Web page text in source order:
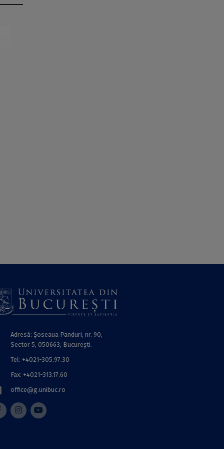
Adresă: Șoseaua Panduri, nr. 90,
Sector 5, 050663, Bucureşti.
Tel: +4021-305.97.30
Fax: +4021-313.17.60
office@g.unibuc.ro